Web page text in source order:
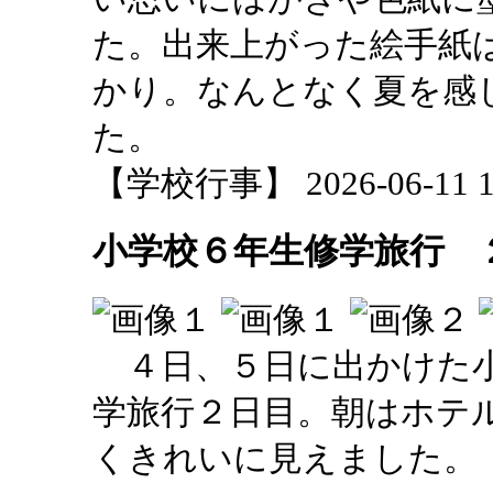
た。出来上がった絵手紙
かり。なんとなく夏を
た。
【学校行事】 2026-06-11
小学校６年生修学旅行
４日、５日に出かけた
学旅行２日目。朝はホテ
くきれいに見えました。